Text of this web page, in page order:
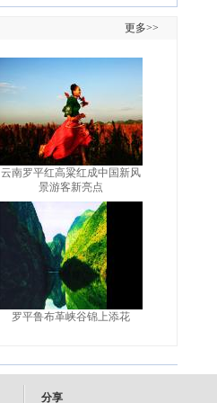
更多>>
云南罗平红高粱红成中国新风
景游客新亮点
罗平鲁布革峡谷锦上添花
分享